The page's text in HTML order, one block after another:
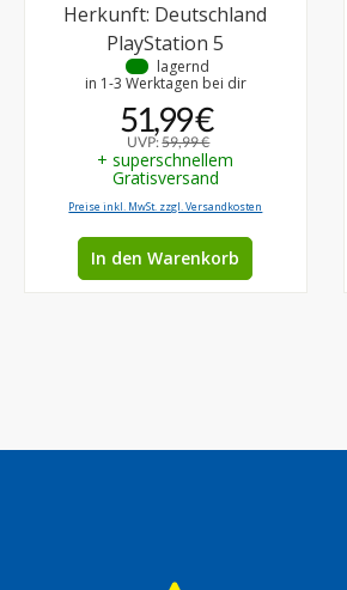
Herkunft: Deutschland
PlayStation 5
lagernd
in 1-3 Werktagen bei dir
51,99 €
UVP:59,99 €
+ superschnellem
Gratisversand
Preise inkl. MwSt. zzgl. Versandkosten
In den Warenkorb